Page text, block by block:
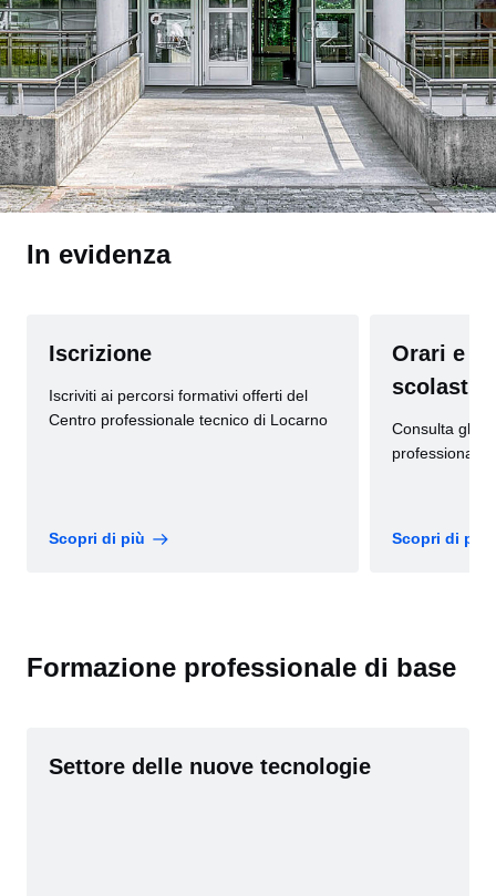
In evidenza
Iscrizione
Iscriviti ai percorsi formativi offerti del
Centro professionale tecnico di Locarno
Scopri di più
Orari e
Consulta gli
professionale
Scopri di più
Formazione professionale di base
Settore delle nuove tecnologie